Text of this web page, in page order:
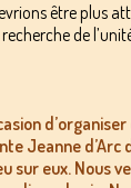
être plus
de
Jeanne
sur eux. Nous